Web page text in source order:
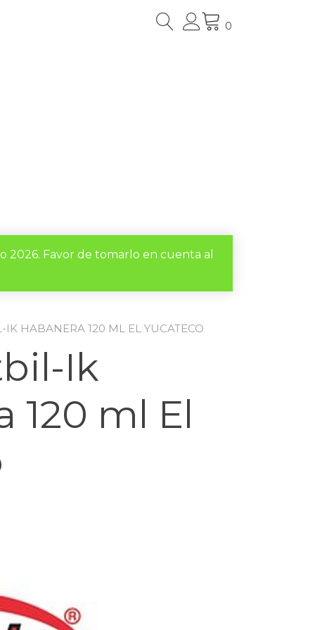
0
2026. Favor de tomarlo en cuenta al
HABANERA 120 ML EL YUCATECO
Ik
120 ml El